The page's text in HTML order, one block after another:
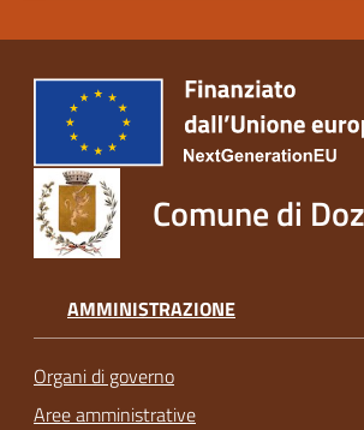
Comune di
AMMINISTRAZIONE
Organi di governo
Aree amministrative